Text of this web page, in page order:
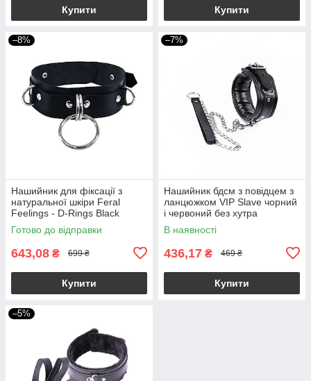
Купити Купити
–8%
Нашийник для фіксації з
натуральної шкіри Feral
Feelings - D-Rings Black
Готово до відправки
643,08 ₴ 699 ₴
Купити
–7%
Нашийник бдсм з повідцем з
ланцюжком VIP Slave чорний
і червоний без хутра
В наявності
436,17 ₴ 469 ₴
Купити
–5%